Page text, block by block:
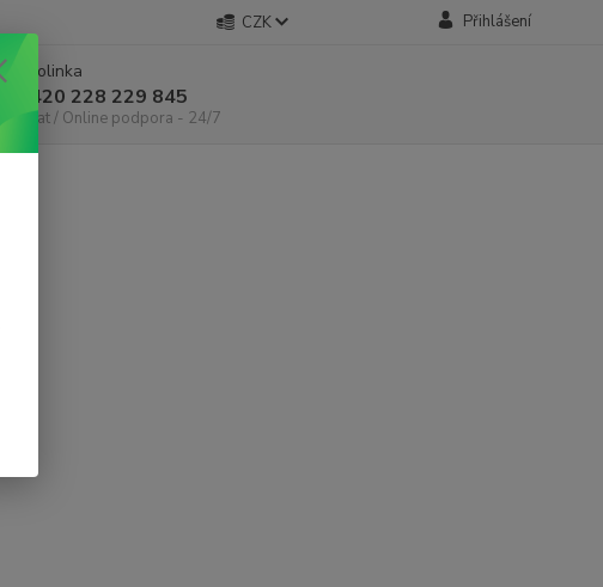
CZK Přihlášení
Infolinka
+420 228 229 845
Chat / Online podpora - 24/7